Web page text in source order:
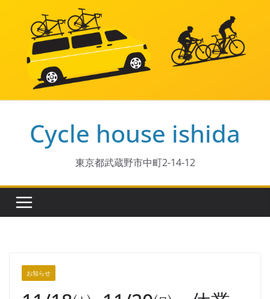
Cycle house ishida
東京都武蔵野市中町2-14-12
お知らせ